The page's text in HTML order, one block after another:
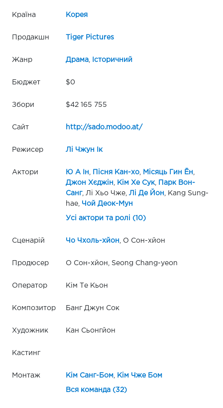
Країна Корея
Продакшн Tiger Pictures
Жанр Драма, Історичний
Бюджет $0
Збори $42 165 755
Сайт http://sado.modoo.at/
Режисер Лі Чжун Ік
Актори Ю А Ін Пісня Кан-хо, Місяць Гин Ён
Джон Хєджін
Кім Хе Сук,
Парк Вон-
Санг, Лі Хьо Чже, Лі Де Йон , Kang Sung-
hae,
Чой Деок-Мун
Усі актори та ролі (10)
Сценарій Чо Чхоль-хйон , О Сон-хйон
Продюсер О Сон-хйон, Seong Chang-yeon
Оператор Кім Те Кьон
Композитор Банг Джун Сок
Художник Кан Сьонгйон
Кастинг
Монтаж Кім Санг-Бом, Кім Чже Бом
Вся команда (32)